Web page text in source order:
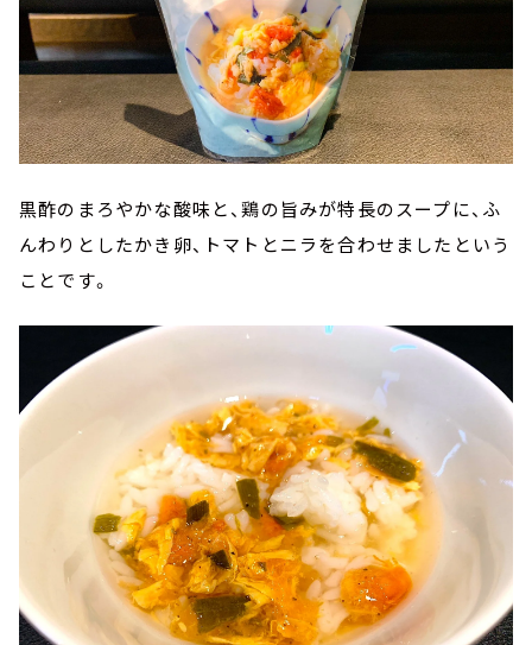
黒酢のまろやかな酸味と、鶏の旨みが特長のスープに、ふ
んわりとしたかき卵、トマトとニラを合わせましたという
ことです。